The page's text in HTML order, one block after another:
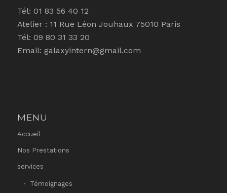
Tél: 01 83 56 40 12
Atelier : 11 Rue Léon Jouhaux 75010 Paris
Tél: 09 80 31 33 20
Email: galaxyintern@gmail.com
MENU
Accueil
Nos Prestations
services
Témoignages